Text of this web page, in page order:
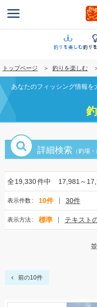
ン
に
移
動
釣りを楽しむ釣り
トップページ 釣りを楽しむ
あなたのフィッシング情報
詳細検索 （釣場
全19,330件中 17,981～
表示件数 10件 30件
表示方法 標準 テキスト
前の10件